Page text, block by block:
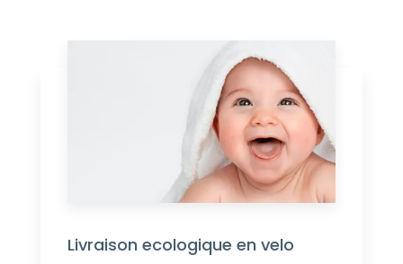
Livraison ecologique en velo